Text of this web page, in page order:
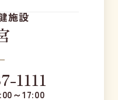
施設
1111
～17:00